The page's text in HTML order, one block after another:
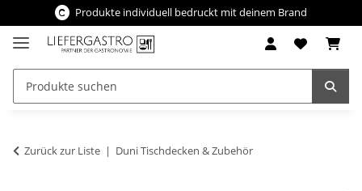
Produkte individuell bedruckt mit deinem Brand
Zurück zur Liste Duni Tischdecken & Zubehör